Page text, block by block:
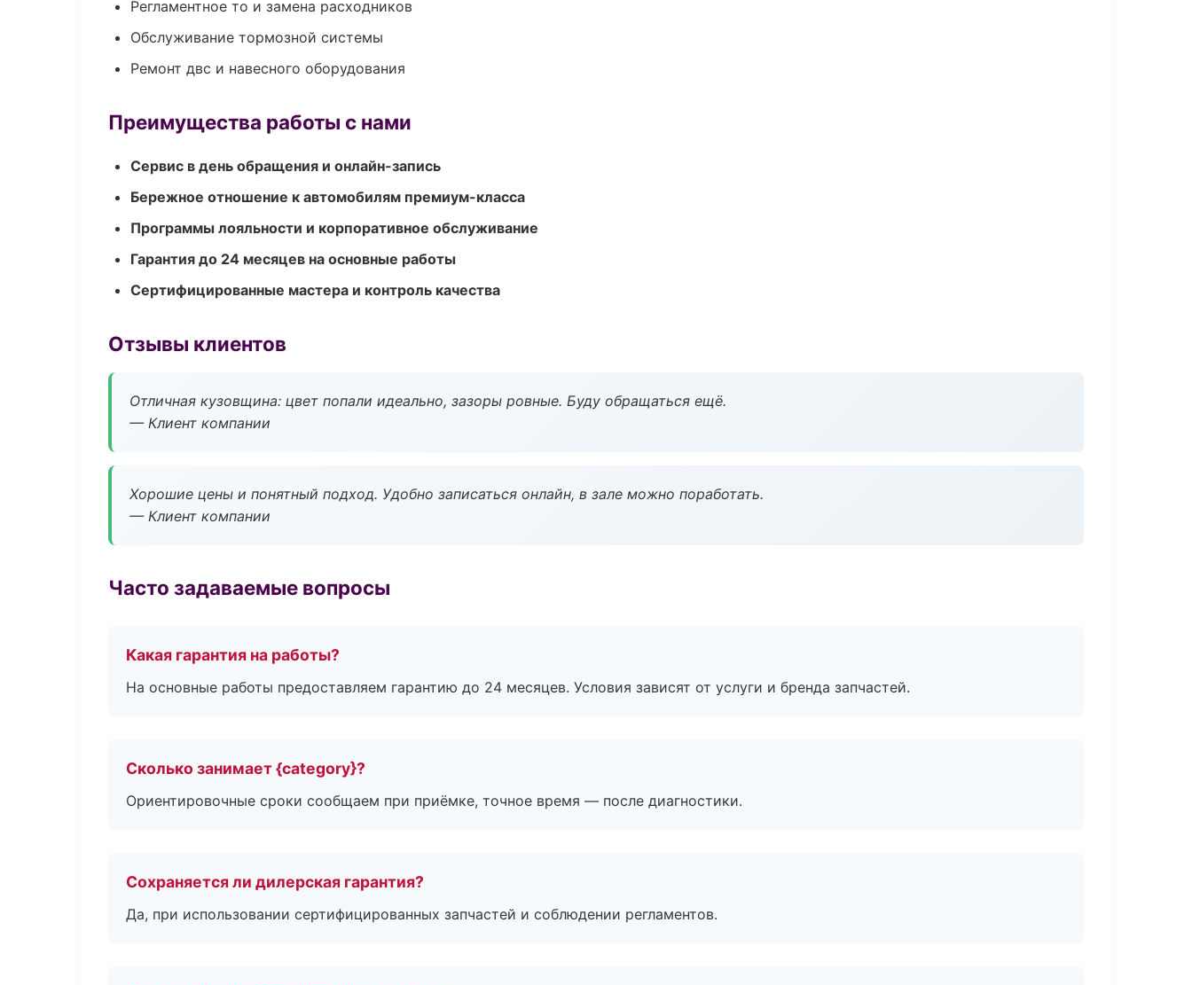
Регламентное то и замена расходников
Обслуживание тормозной системы
Ремонт двс и навесного оборудования
Преимущества работы с нами
Сервис в день обращения и онлайн-запись
Бережное отношение к автомобилям премиум-класса
Программы лояльности и корпоративное обслуживание
Гарантия до 24 месяцев на основные работы
Сертифицированные мастера и контроль качества
Отзывы клиентов
Отличная кузовщина: цвет попали идеально, зазоры ровные. Буду обращаться ещё.
— Клиент компании
Хорошие цены и понятный подход. Удобно записаться онлайн, в зале можно поработать.
— Клиент компании
Часто задаваемые вопросы
Какая гарантия на работы?
На основные работы предоставляем гарантию до 24 месяцев. Условия зависят от услуги и бренда запчастей.
Сколько занимает {category}?
Ориентировочные сроки сообщаем при приёмке, точное время — после диагностики.
Сохраняется ли дилерская гарантия?
Да, при использовании сертифицированных запчастей и соблюдении регламентов.